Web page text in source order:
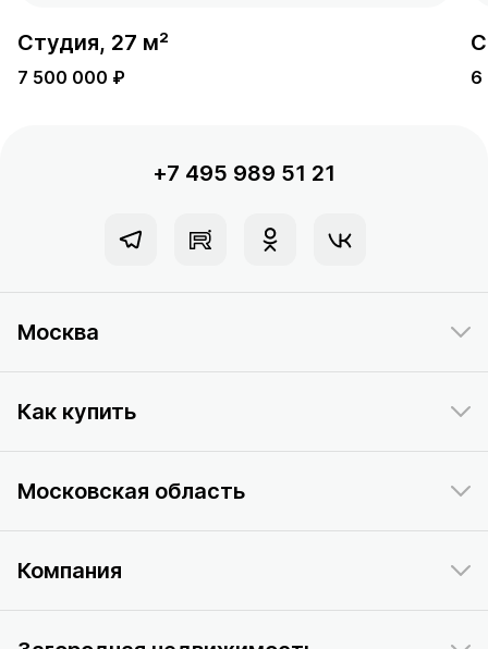
Студия, 27 м²
7 500 000 ₽ 6
+7 495 989 51 21
Москва
Как купить
Московская область
Компания